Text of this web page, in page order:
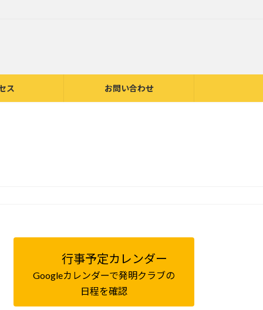
ス お問い合わせ
行事予定カレンダー
Googleカレンダーで発明クラブの
日程を確認